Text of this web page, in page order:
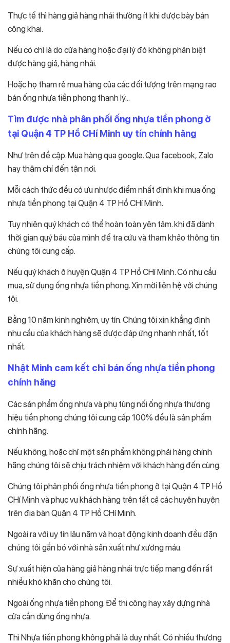
Thực tế thì hàng giả hàng nhái thường ít khi được bày bán
công khai.
Nếu có chỉ là do cửa hàng hoặc đại lý đó không phân biệt
được hàng giả, hàng nhái.
Hoặc họ tham rẻ mua hàng của các đối tượng trên mạng rao
bán ống nhựa tiền phong thanh lý…
Tìm được nhà phân phối ống nhựa tiền phong ở
tại Quận 4 TP Hồ CHí Minh uy tín chính hãng
Như trên đề cập. Mua hàng qua google. Qua facebook, Zalo
hay thậm chí đến tận nơi.
Mỗi cách thức đều có ưu nhược điểm nhất định khi mua ống
nhựa tiền phong tại Quận 4 TP Hồ CHí Minh.
Tuy nhiên quý khách có thể hoàn toàn yên tâm. khi đã dành
thời gian quý báu của mình để tra cứu và tham khảo thông tin
chúng tôi cung cấp.
Nếu quý khách ở huyện Quận 4 TP Hồ CHí Minh. Có nhu cầu
mua, sử dụng ống nhựa tiền phong. Xin mời liên hệ với chúng
tôi.
Bằng 10 năm kinh nghiệm, uy tín. Chúng tôi xin khẳng định
nhu cầu của khách hàng sẽ được đáp ứng nhanh nhất, tốt
nhất.
Nhật Minh cam kết chỉ bán ống nhựa tiền phong
chính hãng
Các sản phẩm ống nhựa và phụ tùng nối ống nhựa thương
hiệu tiền phong chúng tôi cung cấp 100% đều là sản phẩm
chính hãng.
Nếu không, hoặc chỉ một sản phẩm không phải hàng chính
hãng chúng tôi sẽ chịu trách nhiệm với khách hàng đến cùng.
Chúng tôi phân phối ống nhựa tiền phong ở tại Quận 4 TP Hồ
CHí Minh và phục vụ khách hàng trên tất cả các huyện huyện
trên địa bàn Quận 4 TP Hồ CHí Minh.
Ngoài ra với uy tín lâu năm và hoạt động kinh doanh đều đặn
chúng tôi gắn bó với nhà sản xuất như xương máu.
Sự xuất hiện của hàng giả hàng nhái trực tiếp mang đến rất
nhiều khó khăn cho chúng tôi.
Ngoài ống nhựa tiền phong. Để thi công hay xây dựng nhà
cửa cần dùng ống nhựa.
Thì Nhựa tiền phong không phải là duy nhất. Có nhiều thương